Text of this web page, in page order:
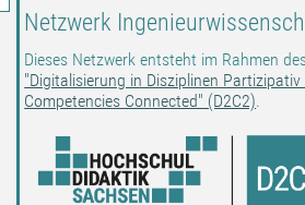
Netzwerk
Dieses Netzwerk entsteht im Rahmen
"Digitalisierung in Disziplinen Partizipativ
Competencies Connected" (D2C2).